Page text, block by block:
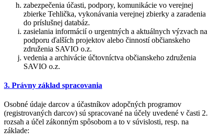
zabezpečenia účasti, podpory, komunikácie vo verejnej
zbierke Tehlička, vykonávania verejnej zbierky a zaradenia
do príslušnej databáz.
zasielania informácií o urgentných a aktuálnych výzvach na
podporu ďalších projektov alebo činností občianskeho
združenia SAVIO o.z.
vedenia a archivácie účtovníctva občianskeho združenia
SAVIO o.z.
3. Právny základ spracovania
Osobné údaje darcov a účastníkov adopčných programov
(registrovaných darcov) sú spracované na účely uvedené v časti 2.
rozsah a účel zákonným spôsobom a to v súvislosti, resp. na
základe: